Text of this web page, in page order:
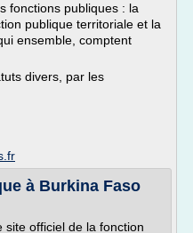
fonctions publiques : la
publique territoriale et la
ensemble, comptent
divers, par les
à Burkina Faso
site officiel de la fonction